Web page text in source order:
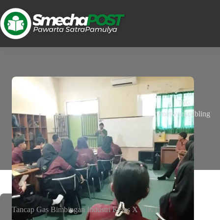
TAG
#networkcabling
Tancap Gas Bimbingan Industri Kelas X TJKT